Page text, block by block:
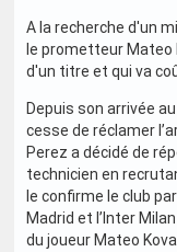
A la recherche d'un
le prometteur Mateo
d'un titre et qui va
Depuis son arrivée
cesse de réclamer
Perez a décidé de
technicien en
le confirme le club
Madrid et l’Inter
du joueur Mateo